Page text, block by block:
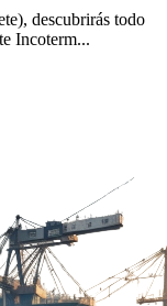
descubrirás todo
Incoterm...